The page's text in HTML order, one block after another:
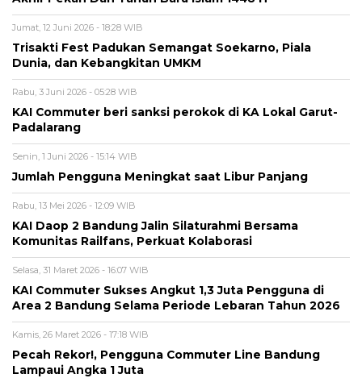
Jumat, 12 Juni 2026 - 18:28 WIB
Trisakti Fest Padukan Semangat Soekarno, Piala
Dunia, dan Kebangkitan UMKM
Rabu, 3 Juni 2026 - 05:28 WIB
KAI Commuter beri sanksi perokok di KA Lokal Garut-
Padalarang
Senin, 1 Juni 2026 - 15:14 WIB
Jumlah Pengguna Meningkat saat Libur Panjang
Rabu, 13 Mei 2026 - 12:09 WIB
KAI Daop 2 Bandung Jalin Silaturahmi Bersama
Komunitas Railfans, Perkuat Kolaborasi
Selasa, 31 Maret 2026 - 16:07 WIB
KAI Commuter Sukses Angkut 1,3 Juta Pengguna di
Area 2 Bandung Selama Periode Lebaran Tahun 2026
Kamis, 26 Maret 2026 - 17:18 WIB
Pecah Rekor!, Pengguna Commuter Line Bandung
Lampaui Angka 1 Juta